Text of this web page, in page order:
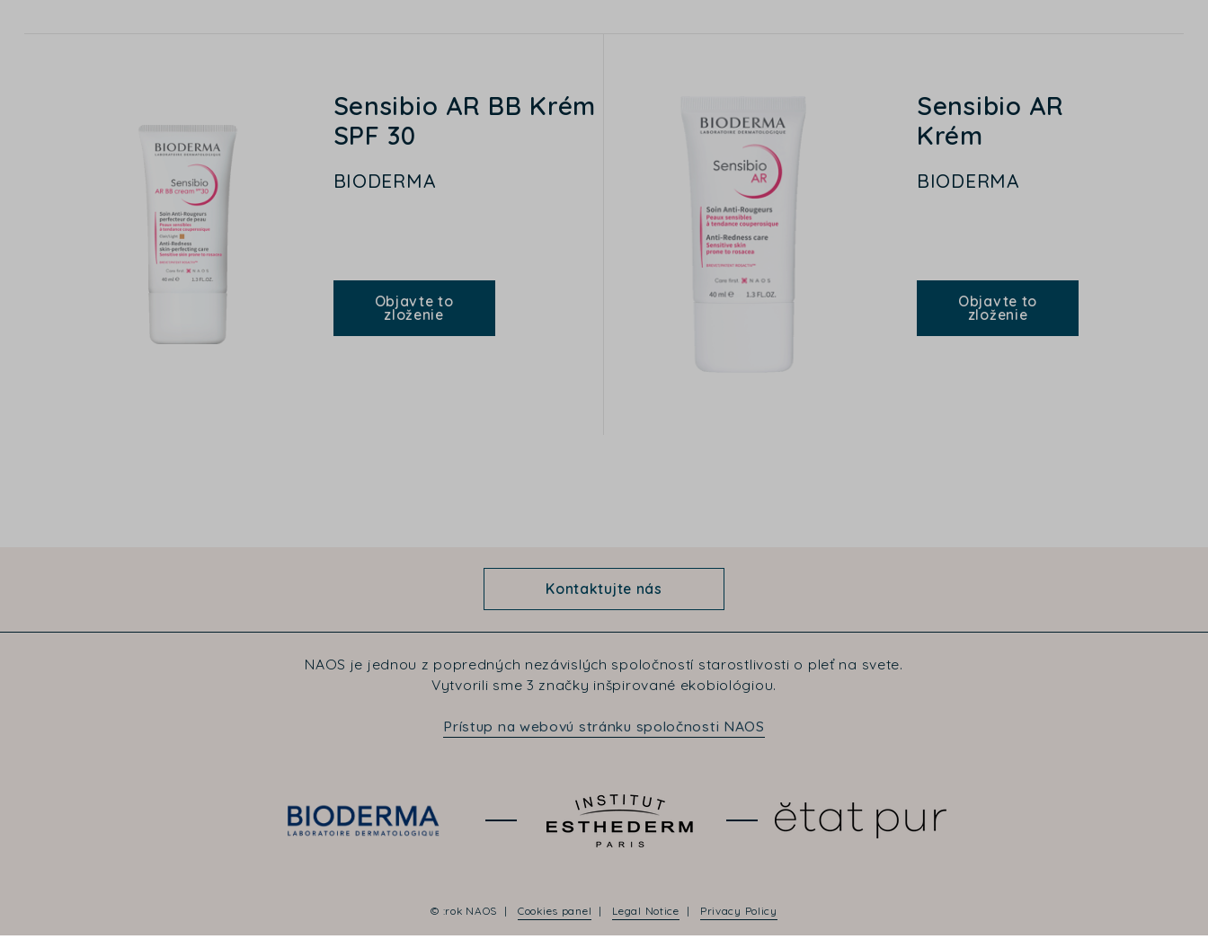
Sensibio AR BB Krém
SPF 30
BIODERMA
Objavte to
zloženie
Sensibio AR
Krém
BIODERMA
Objavte to
zloženie
Kontaktujte nás
NAOS je jednou z popredných nezávislých spoločností starostlivosti o pleť na svete.
Vytvorili sme 3 značky inšpirované ekobiológiou.
Prístup na webovú stránku spoločnosti NAOS
© :rok NAOS Cookies panel Legal Notice Privacy Policy